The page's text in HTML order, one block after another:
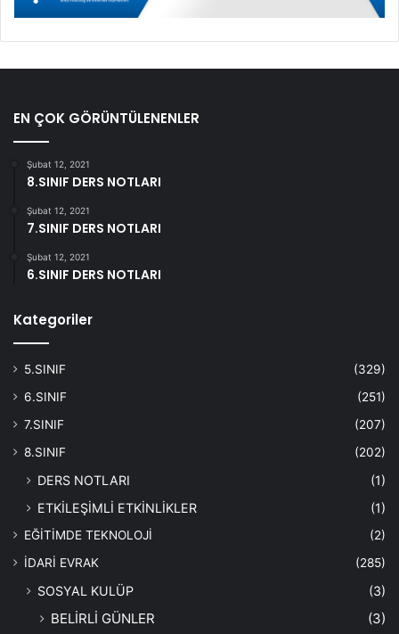
EN ÇOK GÖRÜNTÜLENENLER
Şubat 12, 2021
8.SINIF DERS NOTLARI
Şubat 12, 2021
7.SINIF DERS NOTLARI
Şubat 12, 2021
6.SINIF DERS NOTLARI
Kategoriler
5.SINIF
(329)
6.SINIF
(251)
7.SINIF
(207)
8.SINIF
(202)
DERS NOTLARI
(1)
ETKİLEŞİMLİ ETKİNLİKLER
(1)
EĞİTİMDE TEKNOLOJİ
(2)
İDARİ EVRAK
(285)
SOSYAL KULÜP (3)
BELİRLİ GÜNLER (3)